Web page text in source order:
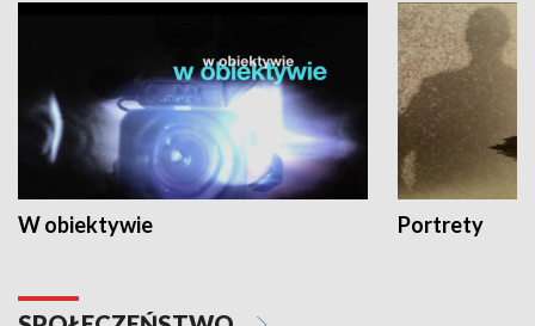
W obiektywie Portrety